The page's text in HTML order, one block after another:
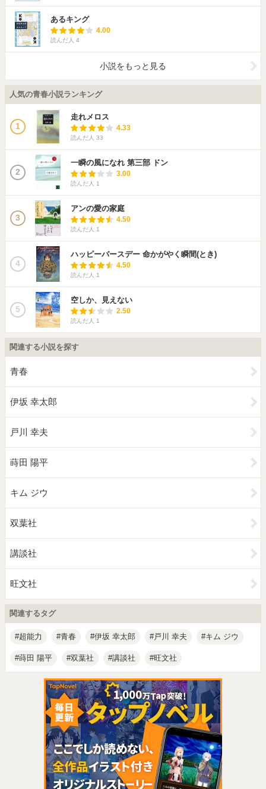
あるキング
4.00
読んだ人 4
小説をもっと見る
人気の青春小説ランキング
1
走れメロス
4.33
読んだ人 33
2
一瞬の風になれ 第三部 ドン
3.00
読んだ人 1
3
アンの愛の家庭
4.50
読んだ人 1
4
ハッピーバースデー 命かがやく瞬間(とき)
4.50
読んだ人 1
5
空しか、見えない
2.50
読んだ人 1
関連する小説を探す
青春
伊坂 幸太郎
戸川 幸夫
蒔田 陽平
キム ジウ
双葉社
講談社
旺文社
関連するタグ
超能力 青春 伊坂 幸太郎 戸川 幸夫 キム ジウ
蒔田 陽平 双葉社 講談社 旺文社